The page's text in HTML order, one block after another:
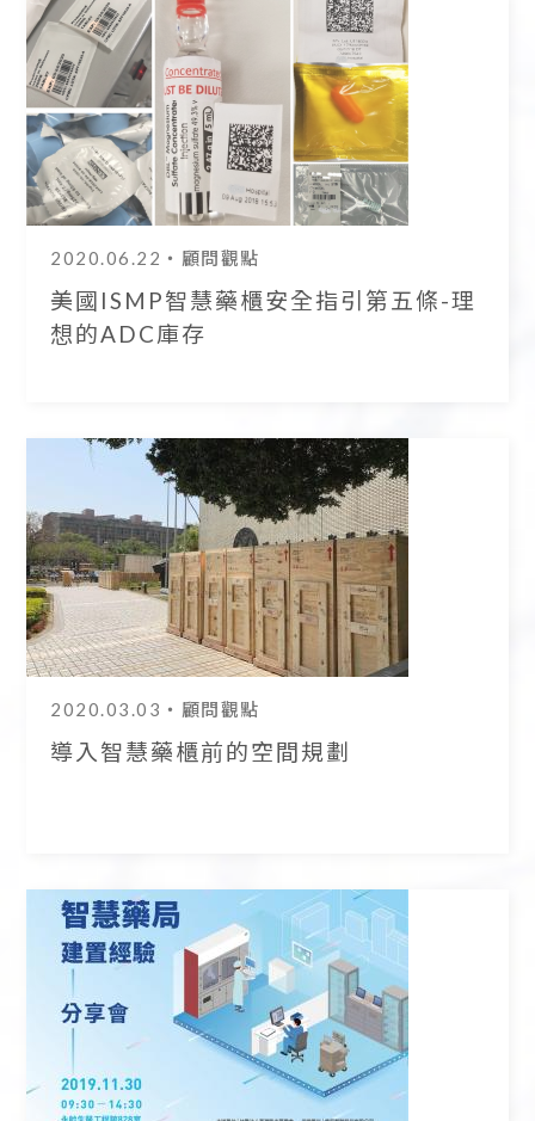
2020.06.22 ・顧問觀點
美國ISMP智慧藥櫃安全指引第五條-理
想的ADC庫存
2020.03.03 ・顧問觀點
導入智慧藥櫃前的空間規劃